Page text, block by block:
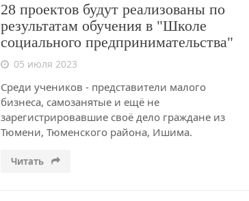
28 проектов будут реализованы по
результатам обучения в "Школе
социального предпринимательства"
05 июля 2023
Среди учеников - представители малого
бизнеса, самозанятые и ещё не
зарегистрировавшие своё дело граждане из
Тюмени, Тюменского района, Ишима.
Читать